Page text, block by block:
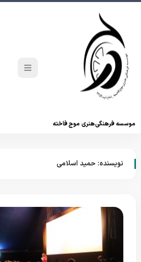
موسسه فرهنگی‌هنری موج فاخته
نویسنده: حمید اسلامی